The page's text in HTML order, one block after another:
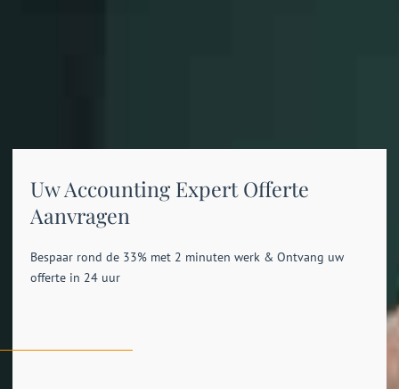
Uw Accounting Expert Offerte
Aanvragen
Bespaar rond de 33% met 2 minuten werk & Ontvang uw
offerte in 24 uur